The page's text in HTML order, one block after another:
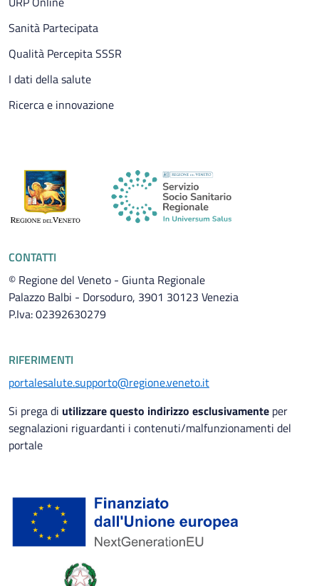
Sanità Partecipata
Qualità Percepita SSSR
I dati della salute
Ricerca e innovazione
CONTATTI
© Regione del Veneto - Giunta Regionale
Palazzo Balbi - Dorsoduro, 3901 30123 Venezia
P.Iva: 02392630279
RIFERIMENTI
portalesalute.supporto@regione.veneto.it
Si prega di utilizzare questo indirizzo esclusivamente per
segnalazioni riguardanti i contenuti/malfunzionamenti del
portale